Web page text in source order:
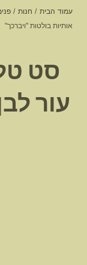
עמוד הבית / חנות /
אותיות בולטות "ויברכך"
סט
עור